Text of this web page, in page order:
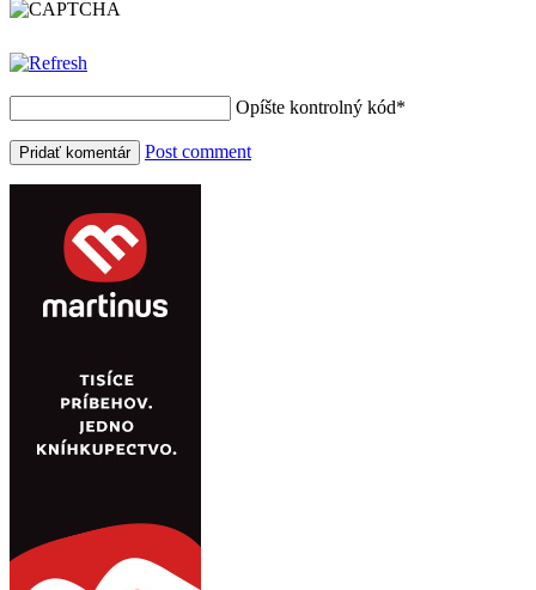
Opíšte kontrolný kód*
Post comment